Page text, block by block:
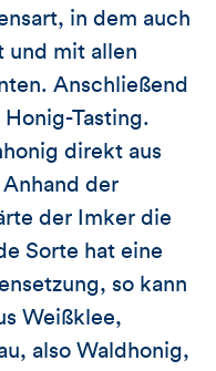
in dem auch
und mit allen
Anschließend
Tasting.
direkt aus
der
der Imker die
Sorte hat eine
so kann
Weißklee,
also Waldhonig,